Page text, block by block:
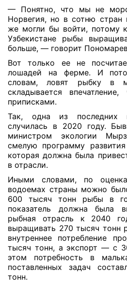
— Понятно, что мы не
Норвегия, но в сотню
же могли бы войти, потому
Узбекистане рыбы
больше, — говорит
Вот только ее не
лошадей на ферме. И
словам, ловят рыбку в
складывается
приписками.
Так, одна из последних
случилась в 2020 году.
министром экологии
смелую программу
которая должна была
в отрасли.
Иными словами, по
водоемах страны можно
600 тысяч тонн рыбы в
показатель должна была
рыбная отрасль к 2040
выращивать 270 тысяч тонн
внутреннее потребление
тысяч тонн, а экспорт — с
этом потребность в
поставленных задач
тонн.